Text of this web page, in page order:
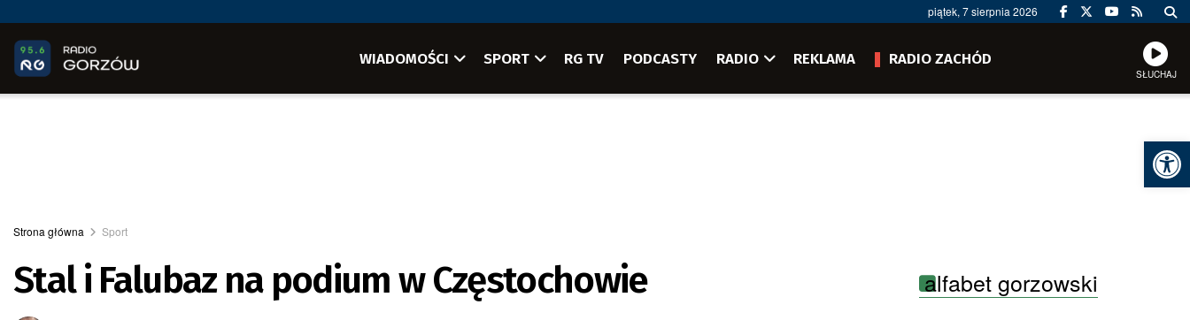
piątek, 7 sierpnia 2026
WIADOMOŚCI SPORT RG TV PODCASTY RADIO REKLAMA RADIO ZACHÓD
SŁUCHAJ
Strona główna Sport
Stal i Falubaz na podium w Częstochowie alfabet gorzowski